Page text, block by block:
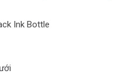
Ink Bottle